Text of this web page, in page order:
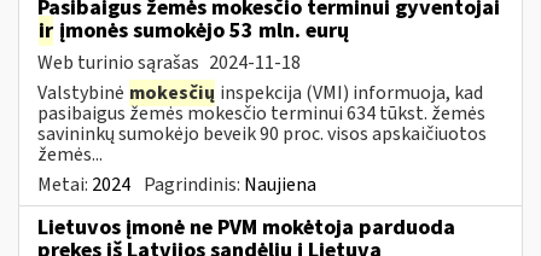
Pasibaigus žemės mokesčio terminui gyventojai
ir įmonės sumokėjo 53 mln. eurų
Web turinio sąrašas 2024-11-18
Valstybinė mokesčių inspekcija (VMI) informuoja, kad
pasibaigus žemės mokesčio terminui 634 tūkst. žemės
savininkų sumokėjo beveik 90 proc. visos apskaičiuotos
žemės...
Metai: 2024 Pagrindinis: Naujiena
Lietuvos įmonė ne PVM mokėtoja parduoda
prekes iš Latvijos sandėlių į Lietuvą